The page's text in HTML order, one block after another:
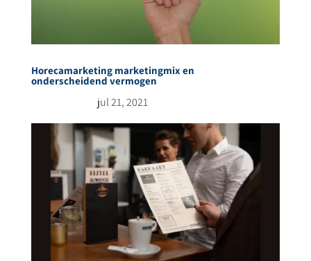
Horecamarketing marketingmix en
onderscheidend vermogen
jul 21, 2021